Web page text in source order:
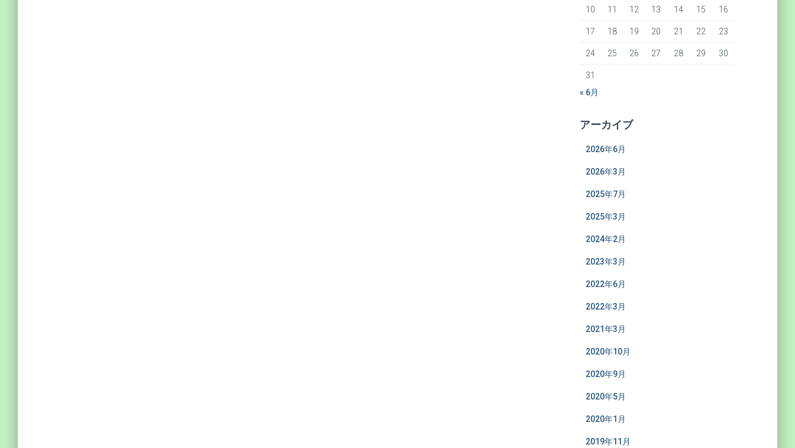
10 11 12 13 14 15 16
17 18 19 20 21 22 23
24 25 26 27 28 29 30
31
« 6月
アーカイブ
2026年6月
2026年3月
2025年7月
2025年3月
2024年2月
2023年3月
2022年6月
2022年3月
2021年3月
2020年10月
2020年9月
2020年5月
2020年1月
2019年11月